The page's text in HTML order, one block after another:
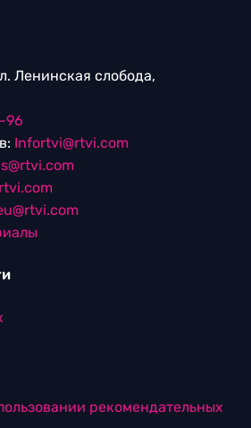
Ленинская слобода,
96
Infortvi@rtvi.com
рекомендательных